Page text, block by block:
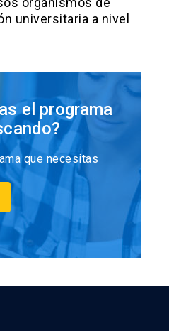
universitaria a nivel
el programa
que necesitas